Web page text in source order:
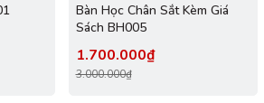
Bàn Học Chân Sắt Kèm Giá
Sách BH005
1.700.000₫
3.000.000₫